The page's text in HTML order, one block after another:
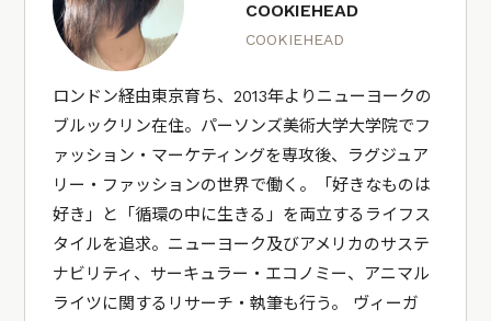
COOKIEHEAD
COOKIEHEAD
ロンドン経由東京育ち、2013年よりニューヨークの
ブルックリン在住。パーソンズ美術大学大学院でフ
ァッション・マーケティングを専攻後、ラグジュア
リー・ファッションの世界で働く。「好きなものは
好き」と「循環の中に生きる」を両立するライフス
タイルを追求。ニューヨーク及びアメリカのサステ
ナビリティ、サーキュラー・エコノミー、アニマル
ライツに関するリサーチ・執筆も行う。 ヴィーガ